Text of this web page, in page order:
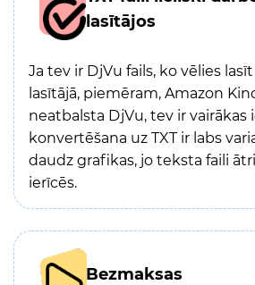
lasītājos
Ja tev ir DjVu fails, ko vēlies
lasītājā, piemēram, Amazon
neatbalsta DjVu, tev ir vairākas
konvertēšana uz TXT ir labs
daudz grafikas, jo teksta faili
ierīcēs.
Bezmaksas